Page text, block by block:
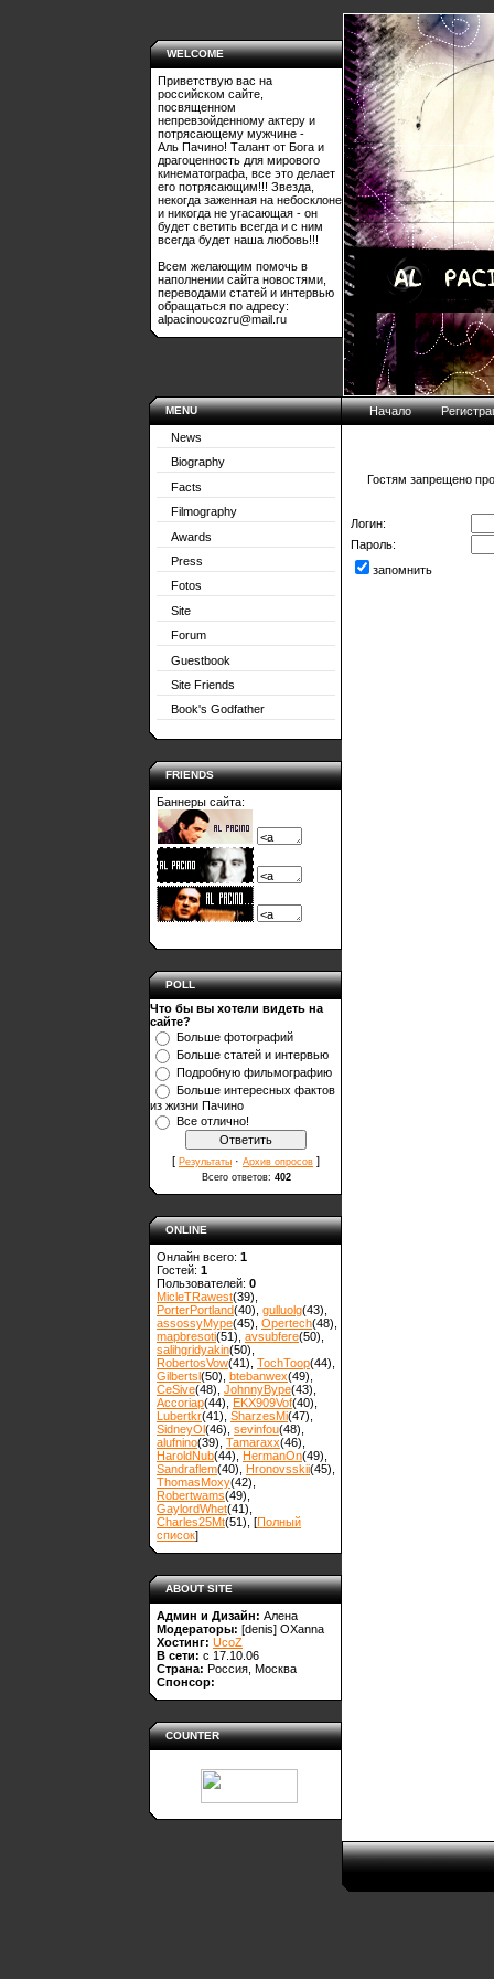
WELCOME
Приветствую вас на
российском сайте,
посвященном
непревзойденному актеру и
потрясающему мужчине -
Аль Пачино! Талант от Бога и
драгоценность для мирового
кинематографа, все это делает
его потрясающим!!! Звезда,
некогда заженная на небосклоне
и никогда не угасающая - он
будет светить всегда и с ним
всегда будет наша любовь!!!
Всем желающим помочь в
наполнении сайта новостями,
переводами статей и интервью
обращаться по адресу:
alpacinoucozru@mail.ru
MENU
News
Biography
Facts
Filmography
Awards
Press
Fotos
Site
Forum
Guestbook
Site Friends
Book's Godfather
FRIENDS
Баннеры сайта:
POLL
Что бы вы хотели видеть на
сайте?
Больше фотографий
Больше статей и интервью
Подробную фильмографию
Больше интересных фактов
из жизни Пачино
Все отлично!
[ Результаты · Архив опросов ]
Всего ответов: 402
ONLINE
Онлайн всего: 1
Гостей: 1
Пользователей: 0
MicleTRawest(39)
PorterPortland(40) gulluolg(43)
assossyMype(45) Opertech(48)
mapbresoti(51) avsubfere(50)
salihgridyakin(50)
RobertosVow(41) TochToop(44)
Gilbertsl(50) btebanwex(49)
CeSive(48) JohnnyBype(43)
Accoriap(44) EKX909Vof(40)
Lubertkr(41) SharzesMi(47)
SidneyOl(46) sevinfou(48)
alufnino(39) Tamaraxx(46)
HaroldNub(44) HermanOn(49)
Sandraflem(40) Hronovsskii(45)
ThomasMoxy(42)
Robertwams(49)
GaylordWhet(41)
Charles25Mt(51) , [Полный
список]
ABOUT SITE
Админ и Дизайн: Алена
Модераторы: [denis] OXanna
Хостинг: UcoZ
В сети: с 17.10.06
Страна: Россия, Москва
Спонсор:
COUNTER
Начало
Гостям запрещено
Логин:
Пароль:
запомнить